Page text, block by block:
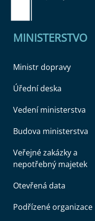
MINISTERSTVO
Ministr dopravy
Úřední deska
Vedení ministerstva
Budova ministerstva
Veřejné zakázky a
nepotřebný majetek
Otevřená data
Podřízené organizace